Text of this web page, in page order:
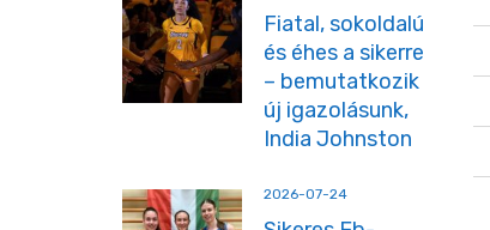
Fiatal, sokoldalú
és éhes a sikerre
– bemutatkozik
új igazolásunk,
India Johnston
2026-07-24